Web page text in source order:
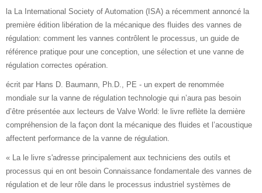
la La International Society of Automation (ISA) a récemment annoncé la
première édition libération de la mécanique des fluides des vannes de
régulation: comment les vannes contrôlent le processus, un guide de
référence pratique pour une conception, une sélection et une vanne de
régulation correctes opération.
écrit par Hans D. Baumann, Ph.D., PE - un expert de renommée
mondiale sur la vanne de régulation technologie qui n’aura pas besoin
d’être présentée aux lecteurs de Valve World: le livre reflète la dernière
compréhension de la façon dont la mécanique des fluides et l’acoustique
affectent performance de la vanne de régulation.
« La le livre s'adresse principalement aux techniciens des outils et
processus qui en ont besoin Connaissance fondamentale des vannes de
régulation et de leur rôle dans le processus industriel systèmes de